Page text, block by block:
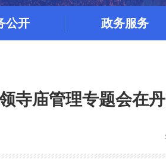
公开 政务服务
寺庙管理专题会在